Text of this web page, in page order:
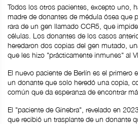
Todos los otros pacientes, excepto uno,
madre de donantes de médula ósea que
rara de un gen llamado CCR5, que
células. Los donantes de los casos
heredaron dos copias del gen mutado,
que les hizo "prácticamente inmunes" al
El nuevo paciente de Berlín es el primero
un donante que solo heredó una copia,
común que da esperanza de encontrar
El "paciente de Ginebra", revelado en
que recibió un trasplante de un donante